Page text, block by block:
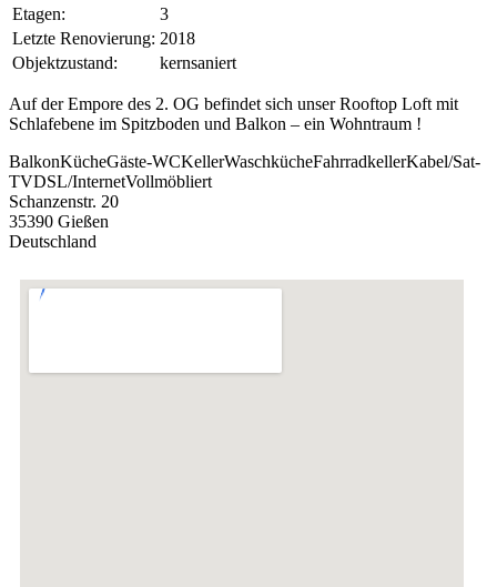
Etagen:
3
Letzte Renovierung: 2018
Objektzustand:
kernsaniert
Auf der Empore des 2. OG befindet sich unser Rooftop Loft mit
Schlafebene im Spitzboden und Balkon – ein Wohntraum !
BalkonKücheGäste-WCKellerWaschkücheFahrradkellerKabel/Sat-
TVDSL/InternetVollmöbliert
Schanzenstr. 20
35390 Gießen
Deutschland